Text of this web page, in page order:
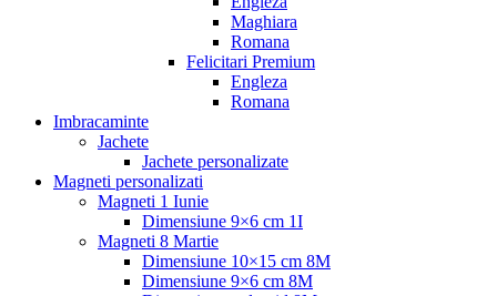
Maghiara
Romana
Felicitari Premium
Engleza
Romana
Imbracaminte
Jachete
Jachete personalizate
Magneti personalizati
Magneti 1 Iunie
Dimensiune 9×6 cm 1I
Magneti 8 Martie
Dimensiune 10×15 cm 8M
Dimensiune 9×6 cm 8M